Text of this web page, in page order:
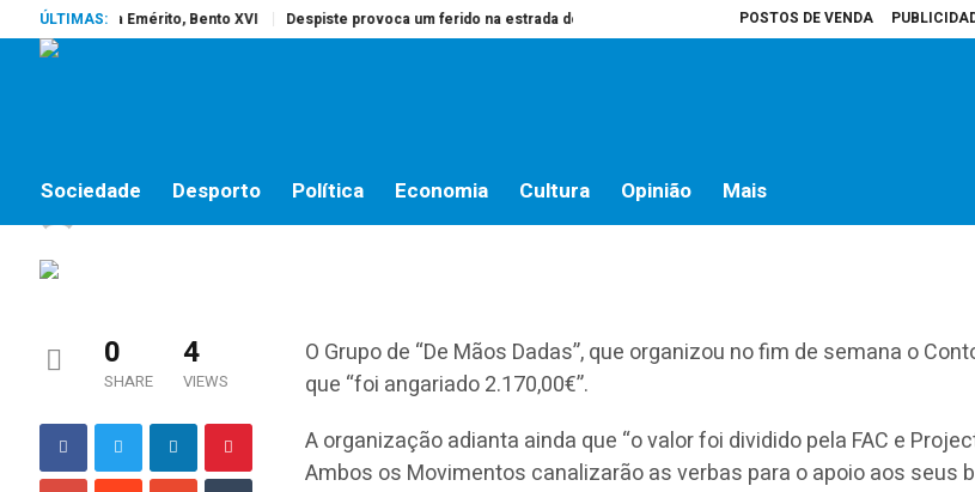
POSTOS DE VENDA
ÚLTIMAS:
o Papa Emérito, Bento XVI Despiste provoca um ferido na estrada do campo Presidente da Assembleia é que decide o que vai
Sociedade Desporto Política Economia Cultura Opinião Mais
0
SHARE
4
VIEWS
O Grupo de “De Mãos Dadas”, que organizou no fim de semana o
que “foi angariado 2.170,00€”.
A organização adianta ainda que “o valor foi dividido pela FAC e
Ambos os Movimentos canalizarão as verbas para o apoio aos seus